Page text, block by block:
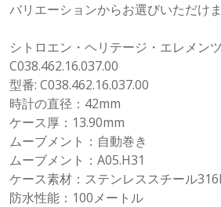
バリエーションからお選びいただけま
シトロエン・ヘリテージ・エレメン
C038.462.16.037.00
型番: C038.462.16.037.00
時計の直径：42mm
ケース厚：13.90mm
ムーブメント：自動巻き
ムーブメント：A05.H31
ケース素材：ステンレススチール
防水性能：100メートル